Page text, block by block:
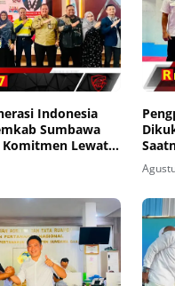
Indonesia
Sumbawa
Lewat
1.000 HPK